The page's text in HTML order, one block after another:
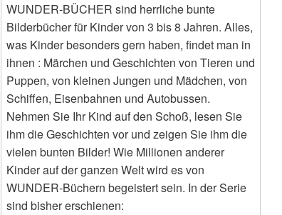
WUNDER-BÜCHER sind herrliche bunte
Bilderbücher für Kinder von 3 bis 8 Jahren. Alles,
was Kinder besonders gern haben, findet man in
ihnen : Märchen und Geschichten von Tieren und
Puppen, von kleinen Jungen und Mädchen, von
Schiffen, Eisenbahnen und Autobussen.
Nehmen Sie Ihr Kind auf den Schoß, lesen Sie
ihm die Geschichten vor und zeigen Sie ihm die
vielen bunten Bilder! Wie Millionen anderer
Kinder auf der ganzen Welt wird es von
WUNDER-Büchern begeistert sein. In der Serie
sind bisher erschienen: